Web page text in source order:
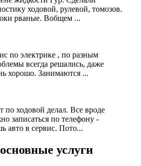
ходовой, рулевой, томозов.
рваные. Вобщем ...
по электрике , по разным
всегда решались, даже
хорошо. Занимаются ...
по ходовой делал. Все вроде
записаться по телефону -
авто в сервис. Пото...
услуги